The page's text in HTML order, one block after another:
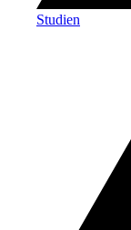
Studien